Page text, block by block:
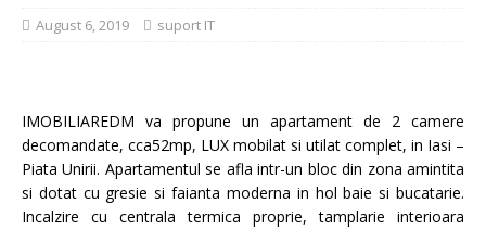
August 6, 2019 suport IT
IMOBILIAREDM va propune un apartament de 2 camere
decomandate, cca52mp, LUX mobilat si utilat complet, in Iasi –
Piata Unirii. Apartamentul se afla intr-un bloc din zona amintita
si dotat cu gresie si faianta moderna in hol baie si bucatarie.
Incalzire cu centrala termica proprie, tamplarie interioara